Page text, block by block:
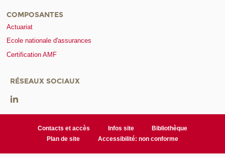
COMPOSANTES
Actuariat
Ecole nationale d'assurances
Certification AMF
RÉSEAUX SOCIAUX
Contacts et accès Infos site
Bibliothèque
Plan de site
Accessibilité: non conforme